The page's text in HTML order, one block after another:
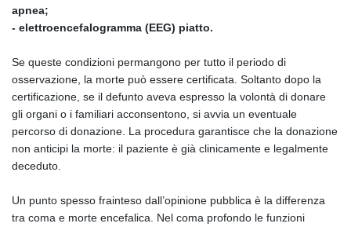
apnea;
- elettroencefalogramma (EEG) piatto.
Se queste condizioni permangono per tutto il periodo di
osservazione, la morte può essere certificata. Soltanto dopo la
certificazione, se il defunto aveva espresso la volontà di donare
gli organi o i familiari acconsentono, si avvia un eventuale
percorso di donazione. La procedura garantisce che la donazione
non anticipi la morte: il paziente è già clinicamente e legalmente
deceduto.
Un punto spesso frainteso dall’opinione pubblica è la differenza
tra coma e morte encefalica. Nel coma profondo le funzioni